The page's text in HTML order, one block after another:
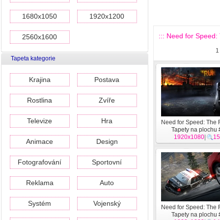
1680x1050 1920x1200
2560x1600
Tapeta kategorie
Krajina Postava
Rostlina Zvíře
Televize Hra
Animace Design
Fotografování Sportovní
Reklama Auto
Systém Vojenský
::: Need for
1
Need for Speed: The
Tapety na plochu
1920x1080
Need for Speed: The
Tapety na plochu